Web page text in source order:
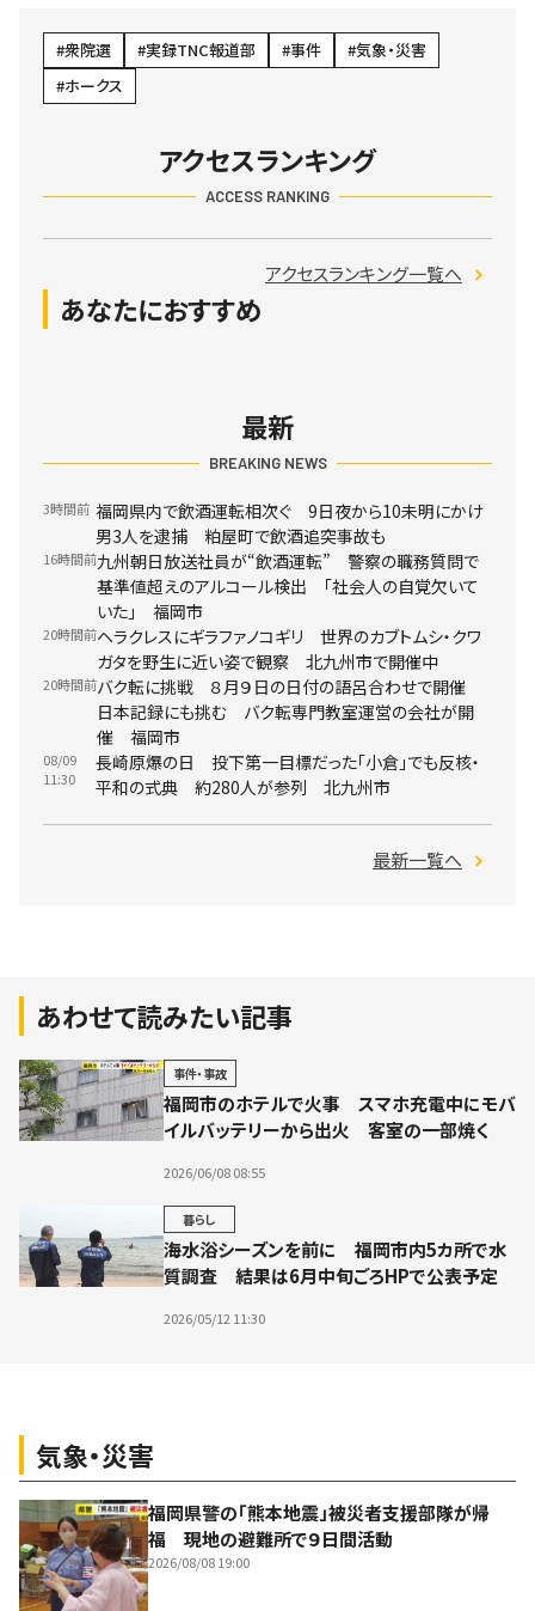
衆院選 実録TNC報道部 事件
気象・災害
ホークス
アクセスランキング
ACCESS RANKING
アクセスランキング一覧へ
あなたにおすすめ
最新
BREAKING NEWS
3時間前 福岡県内で飲酒運転相次ぐ 9日夜から10未明にかけ
男3人を逮捕 粕屋町で飲酒追突事故も
16時間前九州朝日放送社員が“飲酒運転” 警察の職務質問で
基準値超えのアルコール検出 「社会人の自覚欠いて
いた」 福岡市
20時間前ヘラクレスにギラファノコギリ 世界のカブトムシ・クワ
ガタを野生に近い姿で観察 北九州市で開催中
20時間前バク転に挑戦 ８月９日の日付の語呂合わせで開催
日本記録にも挑む バク転専門教室運営の会社が開
催 福岡市
08/09
11:30
長崎原爆の日 投下第一目標だった「小倉」でも反核・
平和の式典 約280人が参列 北九州市
最新一覧へ
あわせて読みたい記事
事件・事故
福岡市のホテルで火事 スマホ充電中にモバ
イルバッテリーから出火 客室の一部焼く
2026/06/08 08:55
暮らし
海水浴シーズンを前に 福岡市内5カ所で水
質調査 結果は6月中旬ごろHPで公表予定
2026/05/12 11:30
気象・災害
福岡県警の「熊本地震」被災者支援部隊が帰
福 現地の避難所で９日間活動
2026/08/08 19:00